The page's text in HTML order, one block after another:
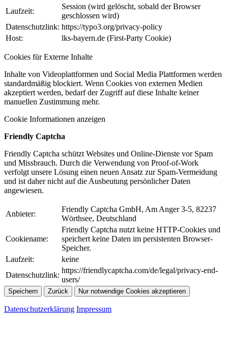
Laufzeit:
Session (wird gelöscht, sobald der Browser
geschlossen wird)
Datenschutzlink: https://typo3.org/privacy-policy
Host:
lks-bayern.de (First-Party Cookie)
Cookies für Externe Inhalte
Inhalte von Videoplattformen und Social Media Plattformen werden
standardmäßig blockiert. Wenn Cookies von externen Medien
akzeptiert werden, bedarf der Zugriff auf diese Inhalte keiner
manuellen Zustimmung mehr.
Cookie Informationen anzeigen
Friendly Captcha
Friendly Captcha schützt Websites und Online-Dienste vor Spam
und Missbrauch. Durch die Verwendung von Proof-of-Work
verfolgt unsere Lösung einen neuen Ansatz zur Spam-Vermeidung
und ist daher nicht auf die Ausbeutung persönlicher Daten
angewiesen.
Anbieter:
Friendly Captcha GmbH, Am Anger 3-5, 82237
Wörthsee, Deutschland
Cookiename:
Friendly Captcha nutzt keine HTTP-Cookies und
speichert keine Daten im persistenten Browser-
Speicher.
Laufzeit:
keine
Datenschutzlink:
https://friendlycaptcha.com/de/legal/privacy-end-
users/
Speichern Zurück Nur notwendige Cookies akzeptieren
Datenschutzerklärung Impressum